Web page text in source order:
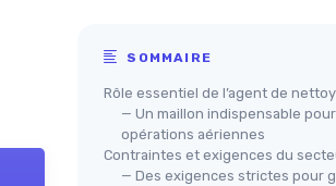
SOMMAIRE
Rôle essentiel de l’agent de
— Un maillon indispensable
opérations aériennes
Contraintes et exigences du
— Des exigences strictes pour